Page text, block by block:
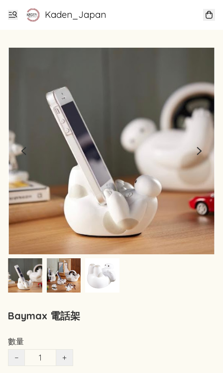
Kaden_Japan
Baymax 電話架
數量
−
+